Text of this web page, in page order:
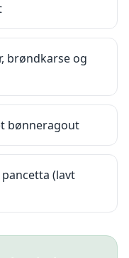
brøndkarse og
bønneragout
(lavt